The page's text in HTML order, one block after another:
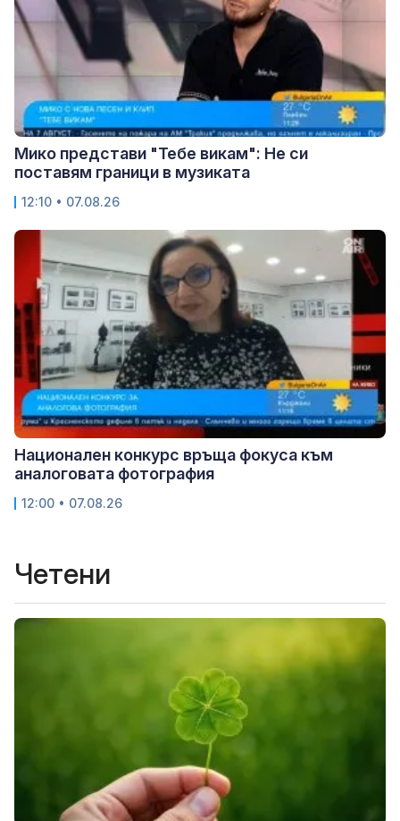
Мико представи "Тебе викам": Не си
поставям граници в музиката
12:10 • 07.08.26
Национален конкурс връща фокуса към
аналоговата фотография
12:00 • 07.08.26
Четени